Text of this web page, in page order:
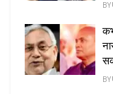
BY
BY